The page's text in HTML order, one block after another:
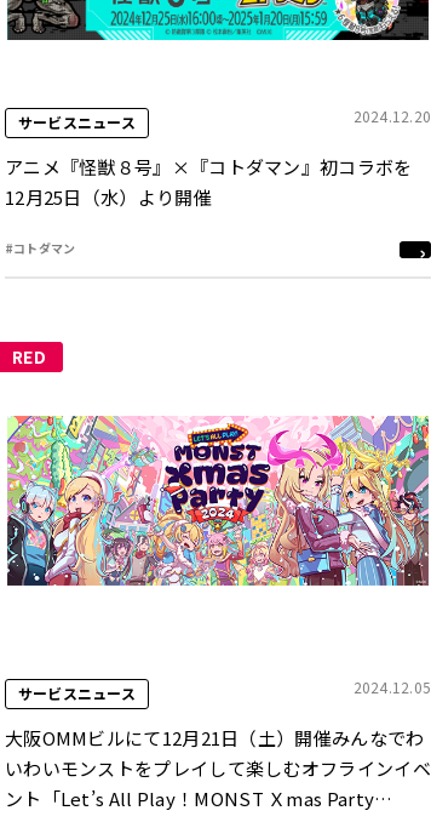
サービスニュース 2024.12.20
アニメ『怪獣８号』×『コトダマン』初コラボを
12月25日（水）より開催
#コトダマン
RED
サービスニュース 2024.12.05
大阪OMMビルにて12月21日（土）開催みんなでわ
いわいモンストをプレイして楽しむオフラインイベ
ント「Let’s All Play！MONST Ｘmas Party